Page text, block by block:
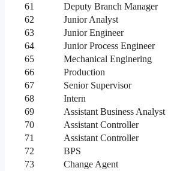
61
Deputy Branch Manager
62
Junior Analyst
63
Junior Engineer
64
Junior Process Engineer
65
Mechanical Enginering
66
Production
67
Senior Supervisor
68
Intern
69
Assistant Business Analyst
70
Assistant Controller
71
Assistant Controller
72
BPS
73
Change Agent